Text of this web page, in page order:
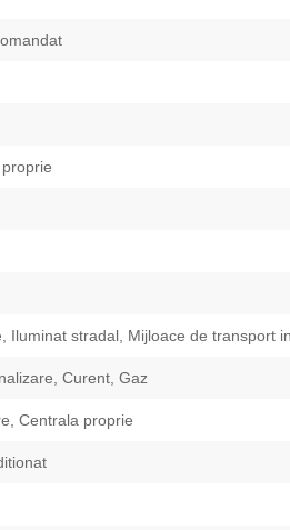
Iluminat stradal, Mijloace de transport
Curent, Gaz
Centrala proprie